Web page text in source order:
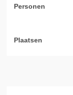
Personen
Plaatsen